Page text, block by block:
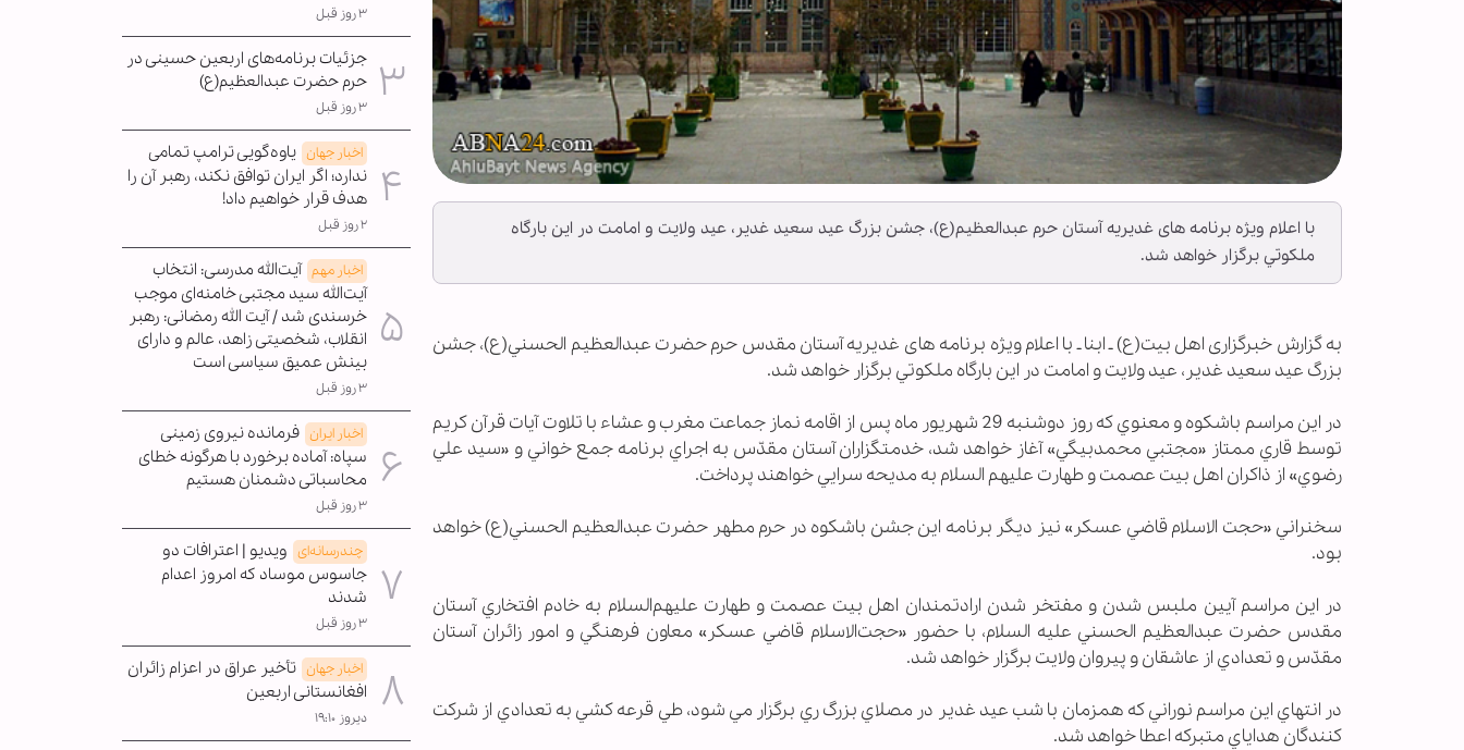
با اعلام ویژه برنامه های غدیریه آستان حرم عبدالعظيم(ع)، جشن بزرگ عيد سعيد غدير، عيد ولايت و امامت در این بارگاه
ملكوتي برگزار خواهد شد.
به گزارش خبرگزاری اهل بیت(ع) ـ ابنا ـ با اعلام ویژه برنامه های غدیریه آستان مقدس حرم حضرت عبدالعظيم الحسني(ع)، جشن
بزرگ عيد سعيد غدير، عيد ولايت و امامت در این بارگاه ملكوتي برگزار خواهد شد.
در اين مراسم باشكوه و معنوي كه روز دوشنبه 29 شهريور ماه پس از اقامه نماز جماعت مغرب و عشاء با تلاوت آيات قرآن كريم
توسط قاري ممتاز «مجتبي محمدبيگي» آغاز خواهد شد، خدمتگزاران آستان مقدّس به اجراي برنامه جمع خواني و «سيد علي
رضوي» از ذاكران اهل بيت عصمت و طهارت عليهم السلام به مديحه سرايي خواهند پرداخت.
سخنراني «حجت الاسلام قاضي عسكر» نيز ديگر برنامه اين جشن باشكوه در حرم مطهر حضرت عبدالعظيم الحسني(ع) خواهد
بود.
در اين مراسم آيين ملبس شدن و مفتخر شدن ارادتمندان اهل بيت عصمت و طهارت عليهم‌السلام به خادم افتخاري آستان
مقدس حضرت عبدالعظيم الحسني عليه السلام، با حضور «حجت‌الاسلام قاضي عسكر» معاون فرهنگي و امور زائران آستان
مقدّس و تعدادي از عاشقان و پيروان ولايت برگزار خواهد شد.
در انتهاي اين مراسم نوراني كه همزمان با شب عيد غدير در مصلاي بزرگ ري برگزار مي شود، طي قرعه كشي به تعدادي از شركت
كنندگان هداياي متبركه اعطا خواهد شد.
۳ روز قبل
جزئیات برنامه‌های اربعین حسینی در
حرم حضرت عبدالعظیم(ع)
۳ روز قبل
اخبار جهان یاوه‌گویی ترامپ تمامی
ندارد؛ اگر ایران توافق نکند، رهبر آن را
هدف قرار خواهیم داد!
۲ روز قبل
اخبار مهم آیت‌الله مدرسی: انتخاب
آیت‌الله سید مجتبی خامنه‌ای موجب
خرسندی شد / آیت الله رمضانی: رهبر
انقلاب، شخصیتی زاهد، عالم و دارای
بینش عمیق سیاسی است
۳ روز قبل
اخبار ایران فرمانده نیروی زمینی
سپاه: آماده برخورد با هرگونه خطای
محاسباتی دشمنان هستیم
۳ روز قبل
چندرسانه‌ای ویدیو | اعترافات دو
جاسوس موساد که امروز اعدام
شدند
۳ روز قبل
اخبار جهان تأخیر عراق در اعزام زائران
افغانستانی اربعین
دیروز ۱۹:۱۰